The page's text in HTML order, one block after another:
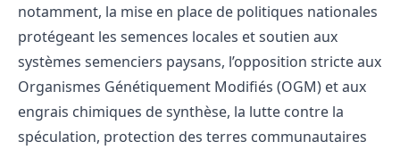
notamment, la mise en place de politiques nationales
protégeant les semences locales et soutien aux
systèmes semenciers paysans, l’opposition stricte aux
Organismes Génétiquement Modifiés (OGM) et aux
engrais chimiques de synthèse, la lutte contre la
spéculation, protection des terres communautaires